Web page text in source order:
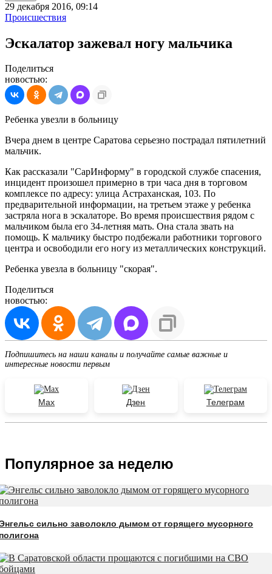
29 декабря 2016, 09:14
Происшествия
Эскалатор зажевал ногу мальчика
Поделиться
новостью:
Ребенка увезли в больницу
Вчера днем в центре Саратова серьезно пострадал пятилетний
мальчик.
Как рассказали "СарИнформу" в городской службе спасения,
инцидент произошел примерно в три часа дня в торговом
комплексе по адресу: улица Астраханская, 103. По
предварительной информации, на третьем этаже у ребенка
застряла нога в эскалаторе. Во время происшествия рядом с
мальчиком была его 34-летняя мать. Она стала звать на
помощь. К мальчику быстро подбежали работники торгового
центра и освободили его ногу из металлических конструкций.
Ребенка увезла в больницу "скорая".
Поделиться
новостью:
Подпишитесь на наши каналы и получайте самые важные и
интересные новости первым
Max Дзен Телеграм
Популярное за неделю
сильно заволокло дымом от горящего мусорного